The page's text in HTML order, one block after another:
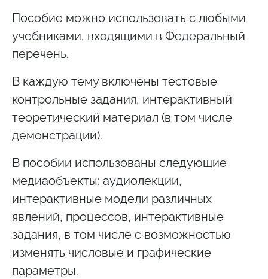
Пособие можно использовать с любыми
учебниками, входящими в Федеральный
перечень.
В каждую тему включены тестовые
контрольные задания, интерактивный
теоретический материал (в том числе
демонстрации).
В пособии использованы следующие
медиаобъекты: аудиолекции,
интерактивные модели различных
явлений, процессов, интерактивные
задания, в том числе с возможностью
изменять числовые и графические
параметры.